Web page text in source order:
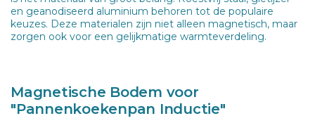
en geanodiseerd aluminium behoren tot de populaire
keuzes. Deze materialen zijn niet alleen magnetisch, maar
zorgen ook voor een gelijkmatige warmteverdeling.
Magnetische Bodem voor
"Pannenkoekenpan Inductie"